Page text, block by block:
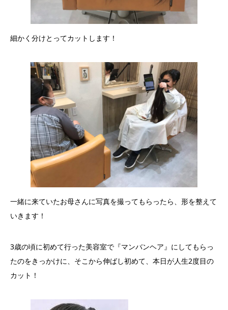
細かく分けとってカットします！
一緒に来ていたお母さんに写真を撮ってもらったら、形を整えて
いきます！
3歳の頃に初めて行った美容室で『マンバンヘア』にしてもらっ
たのをきっかけに、そこから伸ばし初めて、本日が人生2度目の
カット！